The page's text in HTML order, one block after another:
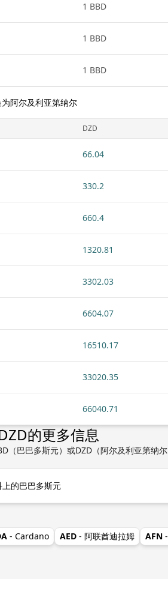
1 BBD
1 BBD
1 BBD
阿尔及利亚第纳尔
DZD
66.04
330.2
660.4
1320.81
3302.03
6604.07
16510.17
33020.35
66040.71
的更多信息
（巴巴多斯元）或DZD（阿尔及利亚第纳
的巴巴多斯元
- Cardano AED - 阿联酋迪拉姆 AFN